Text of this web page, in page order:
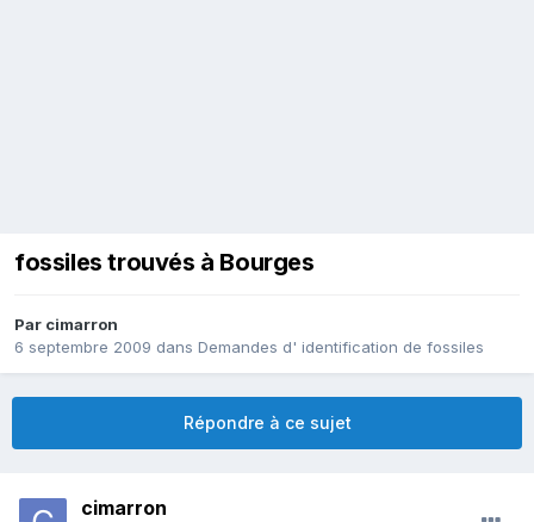
fossiles trouvés à Bourges
Par cimarron
6 septembre 2009 dans Demandes d' identification de fossiles
Répondre à ce sujet
cimarron